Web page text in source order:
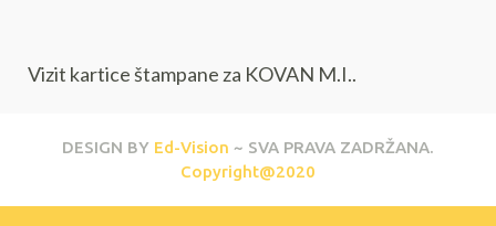
Vizit kartice štampane za KOVAN M.I..
DESIGN BY Ed-Vision ~ SVA PRAVA ZADRŽANA.
Copyright@2020